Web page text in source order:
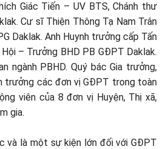
Giác Tiến – UV BTS, Chánh thư
Cư sĩ Thiện Thông Tạ Nam Trân
Daklak. Anh Huynh trưởng cấp Tấn
– Trưởng BHD PB GĐPT Daklak.
ngành PBHD. Quý bác Gia trưởng,
trưởng các đơn vị GĐPT trong toàn
viên của 8 đơn vị Huyện, Thị xã,
gia.
và là một sự kiện lớn đối với GĐPT